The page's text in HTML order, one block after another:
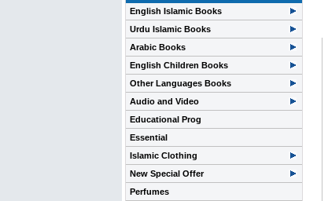
English Islamic Books
Urdu Islamic Books
Arabic Books
English Children Books
Other Languages Books
Audio and Video
Educational Prog
Essential
Islamic Clothing
New Special Offer
Perfumes